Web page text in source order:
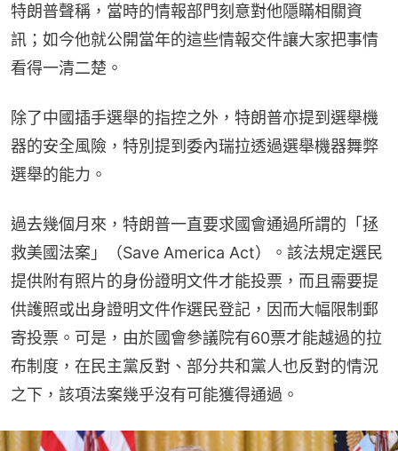
特朗普聲稱，當時的情報部門刻意對他隱瞞相關資
訊；如今他就公開當年的這些情報交件讓大家把事情
看得一清二楚。
除了中國插手選舉的指控之外，特朗普亦提到選舉機
器的安全風險，特別提到委內瑞拉透過選舉機器舞弊
選舉的能力。
過去幾個月來，特朗普一直要求國會通過所謂的「拯
救美國法案」（Save America Act）。該法規定選民
提供附有照片的身份證明文件才能投票，而且需要提
供護照或出身證明文件作選民登記，因而大幅限制郵
寄投票。可是，由於國會參議院有60票才能越過的拉
布制度，在民主黨反對、部分共和黨人也反對的情況
之下，該項法案幾乎沒有可能獲得通過。